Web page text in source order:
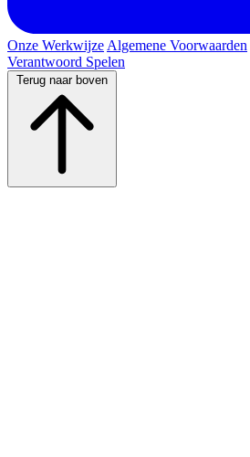
Onze Werkwijze Algemene Voorwaarden
Verantwoord Spelen
Terug naar boven